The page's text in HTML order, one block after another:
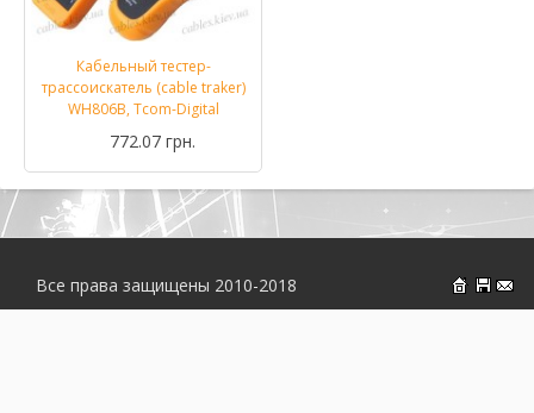
Кабельный тестер-
трассоискатель (cable traker)
WH806B, Tcom-Digital
772.07 грн.
На
Все права защищены 2010-2018